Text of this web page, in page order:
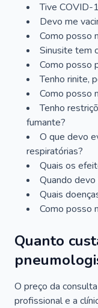
Tive COVID-
Devo me
Como posso
Sinusite tem
Como posso
Tenho rinite,
Como posso
Tenho
fumante?
O que devo
respiratórias?
Quais os
Quando devo
Quais
Como posso
Quanto
O preço da
profissional e a